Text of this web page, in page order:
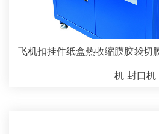
飞机扣挂件纸盒热收缩膜胶袋切
机 封口机